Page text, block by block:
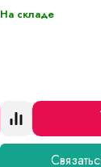
На складе